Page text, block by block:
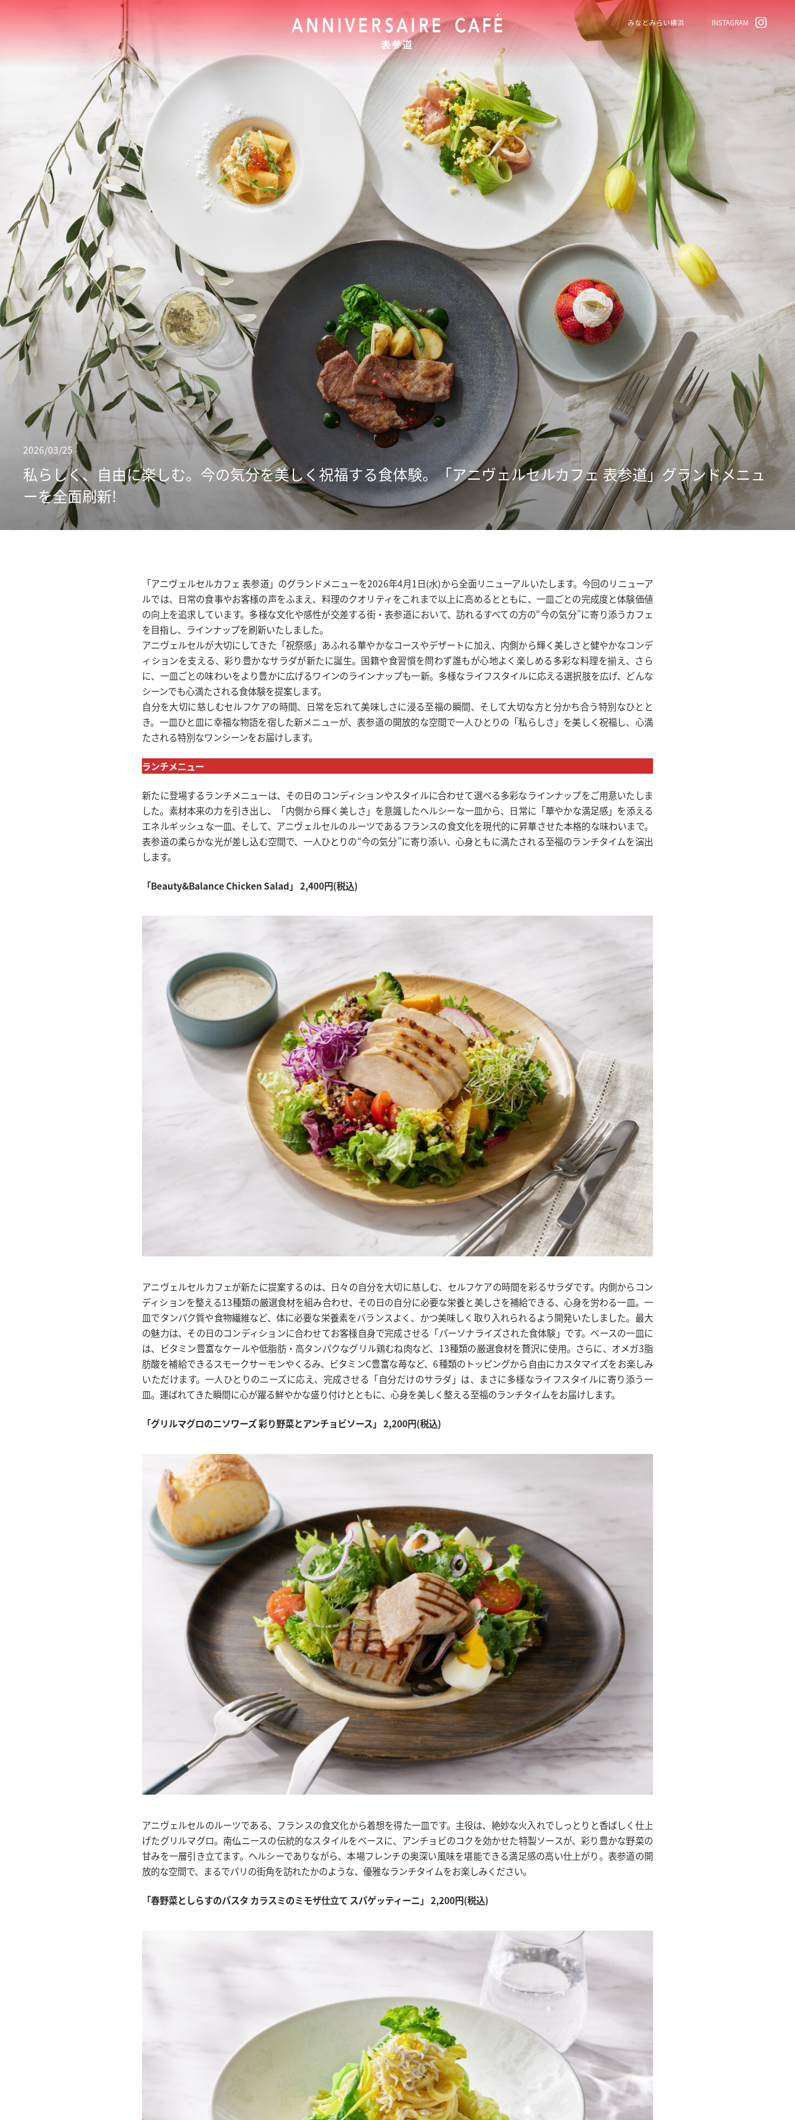
みなとみらい横浜 INSTAGRAM
2026/03/25
私らしく、自由に楽しむ。今の気分を美しく祝福する食体験。「アニヴェルセルカフェ 表参道」グランドメニュ
ーを全面刷新!
「アニヴェルセルカフェ 表参道」のグランドメニューを2026年4月1日(水)から全面リニューアルいたします。今回のリニューア
ルでは、日常の食事やお客様の声をふまえ、料理のクオリティをこれまで以上に高めるとともに、一皿ごとの完成度と体験価値
の向上を追求しています。多様な文化や感性が交差する街・表参道において、訪れるすべての方の“今の気分”に寄り添うカフェ
を目指し、ラインナップを刷新いたしました。
アニヴェルセルが大切にしてきた「祝祭感」あふれる華やかなコースやデザートに加え、内側から輝く美しさと健やかなコンデ
ィションを支える、彩り豊かなサラダが新たに誕生。国籍や食習慣を問わず誰もが心地よく楽しめる多彩な料理を揃え、さら
に、一皿ごとの味わいをより豊かに広げるワインのラインナップも一新。多様なライフスタイルに応える選択肢を広げ、どんな
シーンでも心満たされる食体験を提案します。
自分を大切に慈しむセルフケアの時間、日常を忘れて美味しさに浸る至福の瞬間、そして大切な方と分かち合う特別なひとと
き。一皿ひと皿に幸福な物語を宿した新メニューが、表参道の開放的な空間で一人ひとりの「私らしさ」を美しく祝福し、心満
たされる特別なワンシーンをお届けします。
ランチメニュー
新たに登場するランチメニューは、その日のコンディションやスタイルに合わせて選べる多彩なラインナップをご用意いたしま
した。素材本来の力を引き出し、「内側から輝く美しさ」を意識したヘルシーな一皿から、日常に「華やかな満足感」を添える
エネルギッシュな一皿、そして、アニヴェルセルのルーツであるフランスの食文化を現代的に昇華させた本格的な味わいまで。
表参道の柔らかな光が差し込む空間で、一人ひとりの“今の気分”に寄り添い、心身ともに満たされる至福のランチタイムを演出
します。
「Beauty&Balance Chicken Salad」 2,400円(税込)
アニヴェルセルカフェが新たに提案するのは、日々の自分を大切に慈しむ、セルフケアの時間を彩るサラダです。内側からコン
ディションを整える13種類の厳選食材を組み合わせ、その日の自分に必要な栄養と美しさを補給できる、心身を労わる一皿。一
皿でタンパク質や食物繊維など、体に必要な栄養素をバランスよく、かつ美味しく取り入れられるよう開発いたしました。最大
の魅力は、その日のコンディションに合わせてお客様自身で完成させる「パーソナライズされた食体験」です。ベースの一皿に
は、ビタミン豊富なケールや低脂肪・高タンパクなグリル鶏むね肉など、13種類の厳選食材を贅沢に使用。さらに、オメガ3脂
肪酸を補給できるスモークサーモンやくるみ、ビタミンC豊富な苺など、6種類のトッピングから自由にカスタマイズをお楽しみ
いただけます。一人ひとりのニーズに応え、完成させる「自分だけのサラダ」は、まさに多様なライフスタイルに寄り添う一
皿。運ばれてきた瞬間に心が躍る鮮やかな盛り付けとともに、心身を美しく整える至福のランチタイムをお届けします。
「グリルマグロのニソワーズ 彩り野菜とアンチョビソース」 2,200円(税込)
アニヴェルセルのルーツである、フランスの食文化から着想を得た一皿です。主役は、絶妙な火入れでしっとりと香ばしく仕上
げたグリルマグロ。南仏ニースの伝統的なスタイルをベースに、アンチョビのコクを効かせた特製ソースが、彩り豊かな野菜の
甘みを一層引き立てます。ヘルシーでありながら、本場フレンチの奥深い風味を堪能できる満足感の高い仕上がり。表参道の開
放的な空間で、まるでパリの街角を訪れたかのような、優雅なランチタイムをお楽しみください。
「春野菜としらすのパスタ カラスミのミモザ仕立て スパゲッティーニ」 2,200円(税込)